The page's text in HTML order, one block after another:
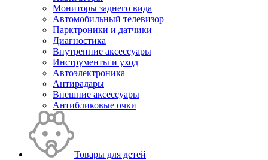
Мониторы заднего вида
Автомобильный телевизор
Парктроники и датчики
Диагностика
Внутренние аксессуары
Инструменты и уход
Автоэлектроника
Антирадары
Внешние аксессуары
Антибликовые очки
Товары для детей